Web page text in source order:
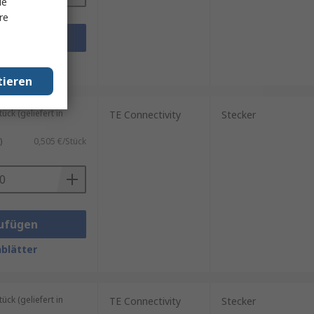
(geliefert in
0,505 €/Stück
TE Connectivity Stecker
(geliefert in
TE Connectivity Stecker